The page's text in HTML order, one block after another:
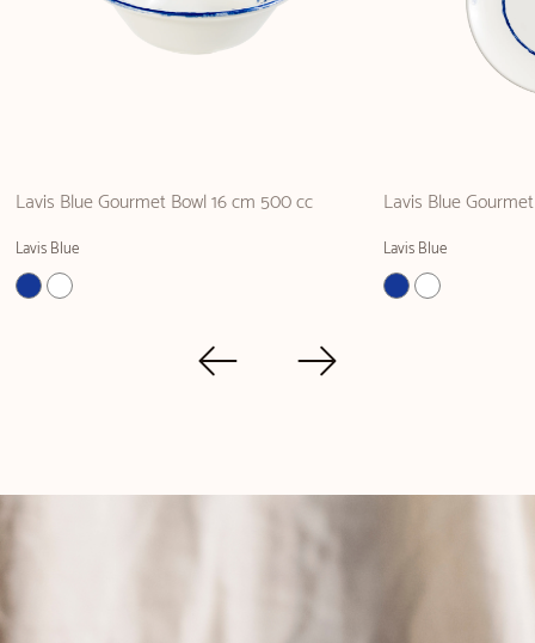
Lavis Blue Gourmet Bowl 16 cm 500 cc
Lavis Blue
Lavis Blue
Lavis Blue